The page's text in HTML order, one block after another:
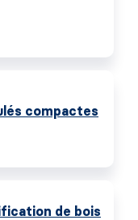
compactes
de bois